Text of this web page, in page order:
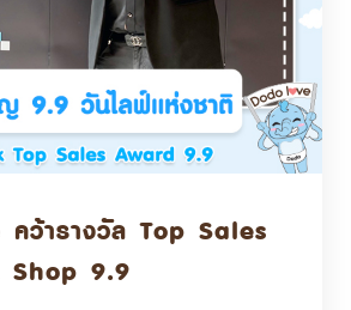
ว้ารางวัล Top Sales
Shop 9.9